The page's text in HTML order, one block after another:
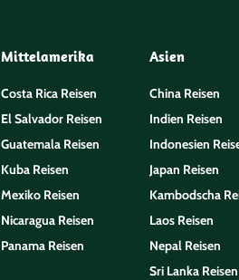
Mittelamerika
Costa Rica Reisen
El Salvador Reisen
Guatemala Reisen
Kuba Reisen
Mexiko Reisen
Nicaragua Reisen
Panama Reisen
Asien
China Reisen
Indien Reisen
Indonesien
Japan Reisen
Kambodscha
Laos Reisen
Nepal Reisen
Sri Lanka Reisen